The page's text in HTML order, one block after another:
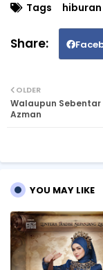
Tags hiburan
OLDER
Walaupun Sebentar
Azman
YOU MAY LIKE